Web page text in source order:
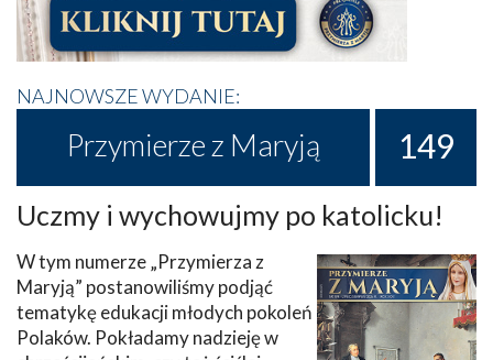
NAJNOWSZE WYDANIE:
Przymierze z Maryją 149
Uczmy i wychowujmy po katolicku!
W tym numerze „Przymierza z
Maryją” postanowiliśmy podjąć
tematykę edukacji młodych pokoleń
Polaków. Pokładamy nadzieję w